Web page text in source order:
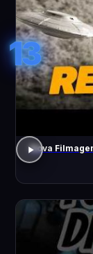
13
Nova